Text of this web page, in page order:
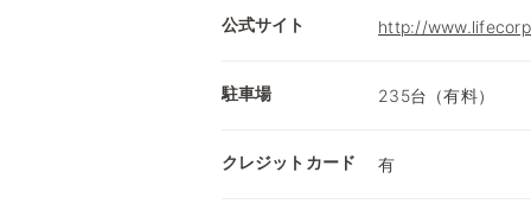
公式サイト http://
駐車場 235台（有料）
クレジットカード 有